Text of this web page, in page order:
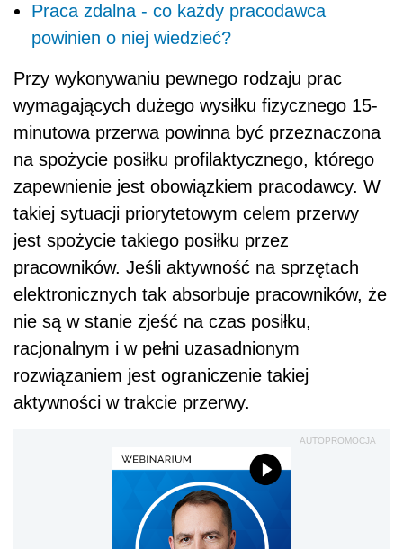
Praca zdalna - co każdy pracodawca
powinien o niej wiedzieć?
Przy wykonywaniu pewnego rodzaju prac
wymagających dużego wysiłku fizycznego 15-
minutowa przerwa powinna być przeznaczona
na spożycie posiłku profilaktycznego, którego
zapewnienie jest obowiązkiem pracodawcy. W
takiej sytuacji priorytetowym celem przerwy
jest spożycie takiego posiłku przez
pracowników. Jeśli aktywność na sprzętach
elektronicznych tak absorbuje pracowników, że
nie są w stanie zjeść na czas posiłku,
racjonalnym i w pełni uzasadnionym
rozwiązaniem jest ograniczenie takiej
aktywności w trakcie przerwy.
AUTOPROMOCJA